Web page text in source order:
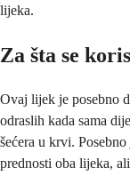
lijeka.
Za šta se
Ovaj lijek je posebno
odraslih kada sama
šećera u krvi.
prednosti oba lijeka,